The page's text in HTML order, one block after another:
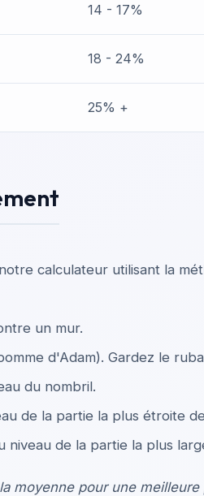
14 - 17%
18 - 24%
25% +
calculateur utilisant la
un mur.
d'Adam). Gardez le
du nombril.
de la partie la plus étroite
niveau de la partie la plus
moyenne pour une meilleure